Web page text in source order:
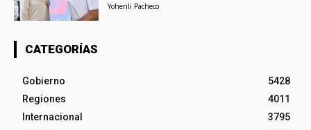
Yohenli Pacheco
CATEGORÍAS
Gobierno
5428
Regiones
4011
Internacional
3795